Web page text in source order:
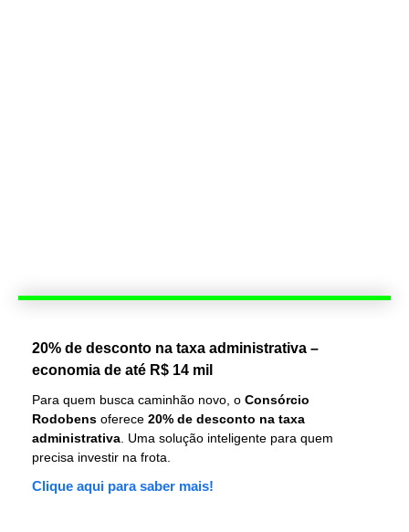
20% de desconto na taxa administrativa –
economia de até R$ 14 mil
Para quem busca caminhão novo, o Consórcio
Rodobens oferece 20% de desconto na taxa
administrativa . Uma solução inteligente para quem
precisa investir na frota.
Clique aqui para saber mais!